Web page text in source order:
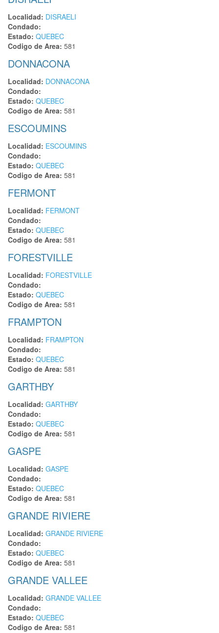
Localidad: DISRAELI
Condado:
Estado: QUEBEC
Codigo de Area: 581
DONNACONA
Localidad: DONNACONA
Condado:
Estado: QUEBEC
Codigo de Area: 581
ESCOUMINS
Localidad: ESCOUMINS
Condado:
Estado: QUEBEC
Codigo de Area: 581
FERMONT
Localidad: FERMONT
Condado:
Estado: QUEBEC
Codigo de Area: 581
FORESTVILLE
Localidad: FORESTVILLE
Condado:
Estado: QUEBEC
Codigo de Area: 581
FRAMPTON
Localidad: FRAMPTON
Condado:
Estado: QUEBEC
Codigo de Area: 581
GARTHBY
Localidad: GARTHBY
Condado:
Estado: QUEBEC
Codigo de Area: 581
GASPE
Localidad: GASPE
Condado:
Estado: QUEBEC
Codigo de Area: 581
GRANDE RIVIERE
Localidad: GRANDE RIVIERE
Condado:
Estado: QUEBEC
Codigo de Area: 581
GRANDE VALLEE
Localidad: GRANDE VALLEE
Condado:
Estado: QUEBEC
Codigo de Area: 581